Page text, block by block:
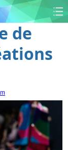
de